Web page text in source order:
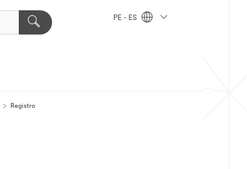
PE - ES
Registro